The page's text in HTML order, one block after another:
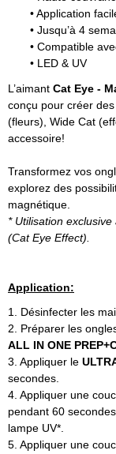
• Application
• Jusqu’à 4
• Compatible
• LED & UV
L’aimant Cat Eye -
conçu pour créer
(fleurs), Wide Cat
accessoire!
Transformez vos
explorez des
magnétique.
* Utilisation
(Cat Eye Effect).
Application:
1. Désinfecter les
2. Préparer les
ALL IN ONE
3. Appliquer le
secondes.
4. Appliquer une
pendant 60
lampe UV*.
5. Appliquer une